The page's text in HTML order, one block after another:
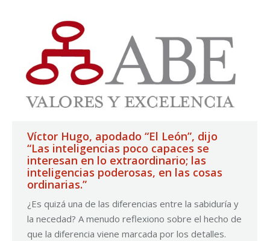
Víctor Hugo, apodado “El León”, dijo
“Las inteligencias poco capaces se
interesan en lo extraordinario; las
inteligencias poderosas, en las cosas
ordinarias.”
¿Es quizá una de las diferencias entre la sabiduría y
la necedad? A menudo reflexiono sobre el hecho de
que la diferencia viene marcada por los detalles.